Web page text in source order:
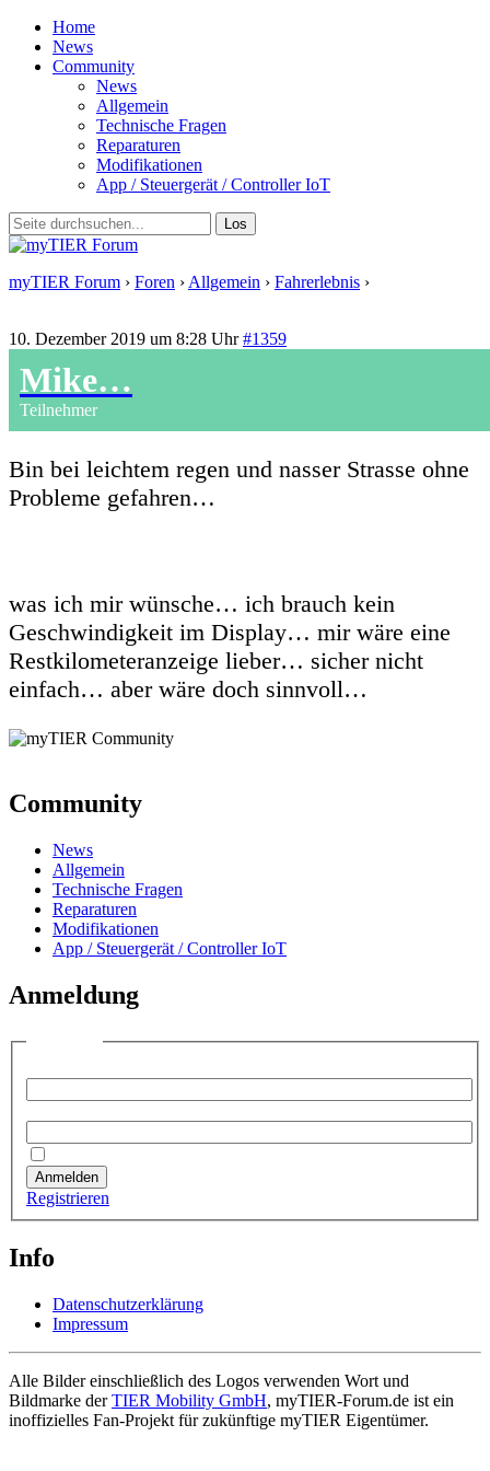
Home
News
Community
News
Allgemein
Technische Fragen
Reparaturen
Modifikationen
App / Steuergerät / Controller IoT
myTIER Forum › Foren › Allgemein › Fahrerlebnis ›
10. Dezember 2019 um 8:28 Uhr #1359
Mike…
Teilnehmer
Bin bei leichtem regen und nasser Strasse ohne
Probleme gefahren…
was ich mir wünsche… ich brauch kein
Geschwindigkeit im Display… mir wäre eine
Restkilometeranzeige lieber… sicher nicht
einfach… aber wäre doch sinnvoll…
Community
News
Allgemein
Technische Fragen
Reparaturen
Modifikationen
App / Steuergerät / Controller IoT
Anmeldung
Anmelden
Registrieren
Info
Datenschutzerklärung
Impressum
Alle Bilder einschließlich des Logos verwenden Wort und
Bildmarke derTIER Mobility GmbH, myTIER-Forum.de ist ein
inoffizielles Fan-Projekt für zukünftige myTIER Eigentümer.